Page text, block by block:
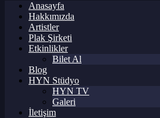
Anasayfa
Hakkımızda
Artistler
Plak Şirketi
Etkinlikler
Bilet Al
Blog
HYN Stüdyo
HYN TV
Galeri
İletişim